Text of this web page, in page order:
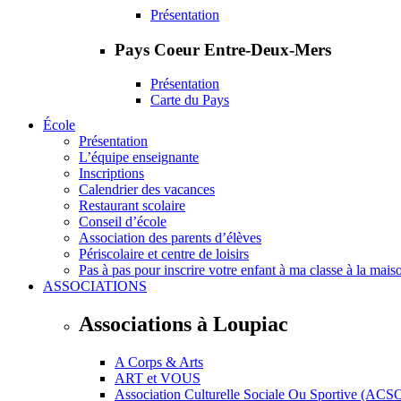
Présentation
Pays Coeur Entre-Deux-Mers
Présentation
Carte du Pays
École
Présentation
L’équipe enseignante
Inscriptions
Calendrier des vacances
Restaurant scolaire
Conseil d’école
Association des parents d’élèves
Périscolaire et centre de loisirs
Pas à pas pour inscrire votre enfant à ma classe à la
ASSOCIATIONS
Associations à Loupiac
A Corps & Arts
ART et VOUS
Association Culturelle Sociale Ou Sportive